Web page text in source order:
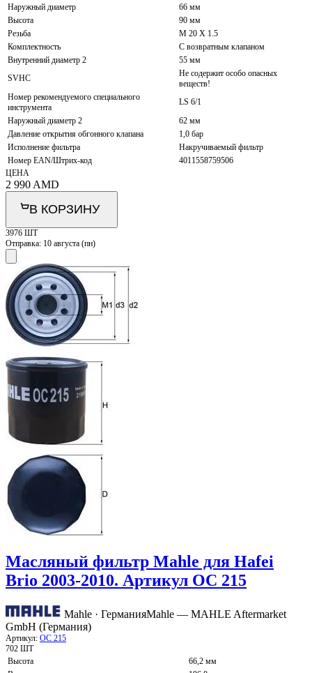
Наружный диаметр
66 мм
Высота
90 мм
Резьба
M 20 X 1.5
Комплектность
С возвратным клапаном
Внутренний диаметр 2
55 мм
SVHC
Не содержит особо опасных
веществ!
Номер рекомендуемого специального
инструмента
LS 6/1
Наружный диаметр 2
62 мм
Давление открытия обгонного клапана
1,0 бар
Исполнение фильтра
Накручиваемый фильтр
Номер EAN/Штрих-код
4011558759506
ЦЕНА
2 990 AMD
В КОРЗИНУ
3976 ШТ
Отправка: 10 августа (пн)
Масляный фильтр Mahle для Hafei
Brio 2003-2010. Артикул OC 215
Mahle · ГерманияMahle — MAHLE Aftermarket
GmbH (Германия)
Артикул: OC 215
702 ШТ
Высота
66,2 мм